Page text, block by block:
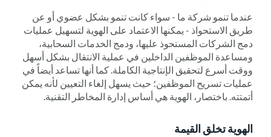
عندما تنمو شركة ما - سواء كانت تنمو بشكل عضوي أو عن
طريق الاستحواذ - يمكنها الاعتماد على الهوية لتسهيل عمليات
دمج الشركات المستحوذ عليها، ودمج الخدمات السحابية،
ومساعدة الموظفين الداخلين في عملية الانتقال بشكل أسهل
ووقت أسرع لتحقيق الإنتاجية الكاملة. كما أنها تساعد أيضاً في
عمليات تسريح الموظفين؛ حيث يسهل إلغاء التعيين لأنه يمكن
أتمتته. باختصار، الهوية هي أساس إدارة المخاطر التقنية.
الهوية تخلق القيمة